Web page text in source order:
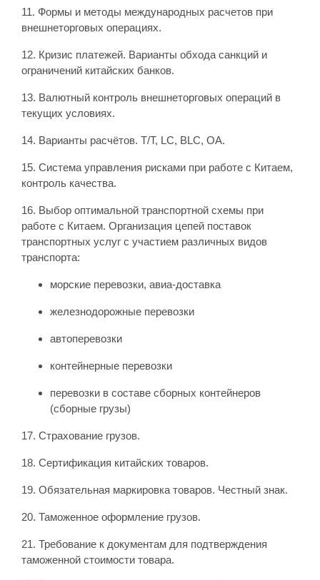
11. Формы и методы международных расчетов при
внешнеторговых операциях.
12. Кризис платежей. Варианты обхода санкций и
ограничений китайских банков.
13. Валютный контроль внешнеторговых операций в
текущих условиях.
14. Варианты расчётов. T/T, LC, BLC, OA.
15. Система управления рисками при работе с Китаем,
контроль качества.
16. Выбор оптимальной транспортной схемы при
работе с Китаем. Организация цепей поставок
транспортных услуг с участием различных видов
транспорта:
морские перевозки, авиа-доставка
железнодорожные перевозки
автоперевозки
контейнерные перевозки
перевозки в составе сборных контейнеров
(сборные грузы)
17. Страхование грузов.
18. Сертификация китайских товаров.
19. Обязательная маркировка товаров. Честный знак.
20. Таможенное оформление грузов.
21. Требование к документам для подтверждения
таможенной стоимости товара.